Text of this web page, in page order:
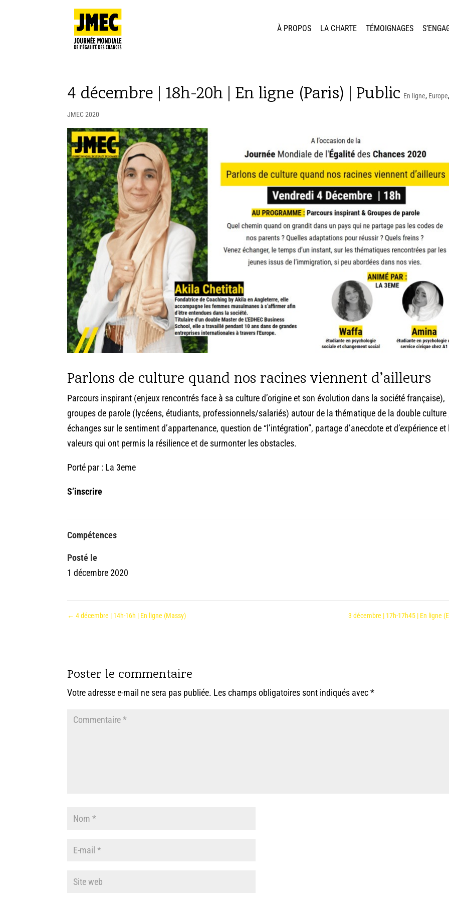
À PROPOS LA CHARTE TÉMOIGNAGES
4 décembre | 18h-20h | En ligne (Paris) | Public En ligne, Europe,
JMEC 2020
Parlons de culture quand nos racines viennent d’ailleurs
Parcours inspirant (enjeux rencontrés face à sa culture d’origine et son évolution dans la société française),
groupes de parole (lycéens, étudiants, professionnels/salariés) autour de la thématique de la double culture
échanges sur le sentiment d’appartenance, question de “l’intégration”, partage d’anecdote et d’expérience et
valeurs qui ont permis la résilience et de surmonter les obstacles.
Porté par : La 3eme
S’inscrire
Compétences
Posté le
1 décembre 2020
← 4 décembre | 14h-16h | En ligne (Massy) 3 décembre | 17h-17h45 | En ligne
Poster le commentaire
Votre adresse e-mail ne sera pas publiée. Les champs obligatoires sont indiqués avec*